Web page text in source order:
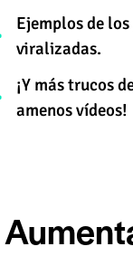
Ejemplos de
viralizadas.
¡Y más trucos
amenos vídeos!